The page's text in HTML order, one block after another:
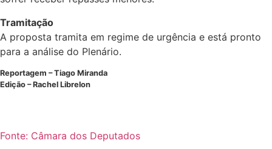
Tramitação
A proposta tramita em regime de urgência e está pronto
para a análise do Plenário.
Reportagem – Tiago Miranda
Edição – Rachel Librelon
Fonte: Câmara dos Deputados